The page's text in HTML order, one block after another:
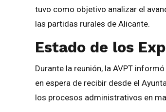
tuvo como objetivo analizar el
las partidas rurales de Alicante.
Estado de los
Durante la reunión, la AVPT
en espera de recibir desde el
los procesos administrativos en